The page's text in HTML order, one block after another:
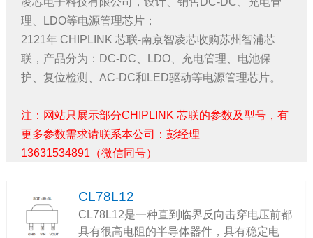
理、LDO等电源管理芯片；
2121年 CHIPLINK 芯联-南京智凌芯收购苏州智浦芯
联，产品分为：DC-DC、LDO、充电管理、电池保
护、复位检测、AC-DC和LED驱动等电源管理芯片。
注：网站只展示部分CHIPLINK 芯联的参数及型号，有
更多参数需求请联系本公司：彭经理
13631534891（微信同号）
CL78L12
CL78L12是一种直到临界反向击穿电压前都
具有很高电阻的半导体器件，具有稳定电